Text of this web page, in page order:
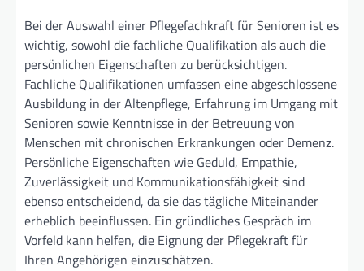
Bei der Auswahl einer Pflegefachkraft für Senioren ist es
wichtig, sowohl die fachliche Qualifikation als auch die
persönlichen Eigenschaften zu berücksichtigen.
Fachliche Qualifikationen umfassen eine abgeschlossene
Ausbildung in der Altenpflege, Erfahrung im Umgang mit
Senioren sowie Kenntnisse in der Betreuung von
Menschen mit chronischen Erkrankungen oder Demenz.
Persönliche Eigenschaften wie Geduld, Empathie,
Zuverlässigkeit und Kommunikationsfähigkeit sind
ebenso entscheidend, da sie das tägliche Miteinander
erheblich beeinflussen. Ein gründliches Gespräch im
Vorfeld kann helfen, die Eignung der Pflegekraft für
Ihren Angehörigen einzuschätzen.